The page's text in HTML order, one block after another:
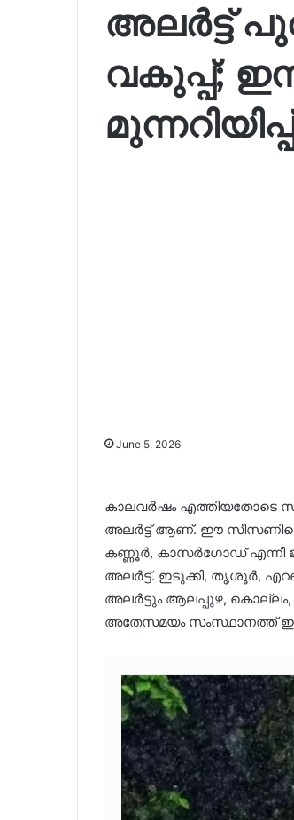
അലർട്ട്
വകുപ്പ്;
June 5, 2026
കാലവർഷം എത്തിയതോടെ
അലർട്ട് ആണ്. ഈ സീസണിലെ
കണ്ണൂർ, കാസർഗോഡ് എന്നീ
അലർട്ട്. ഇടുക്കി, തൃശൂര്‍,
അലര്‍ട്ടും ആലപ്പുഴ, കൊല്ലം,
അതേസമയം സംസ്ഥാനത്ത്